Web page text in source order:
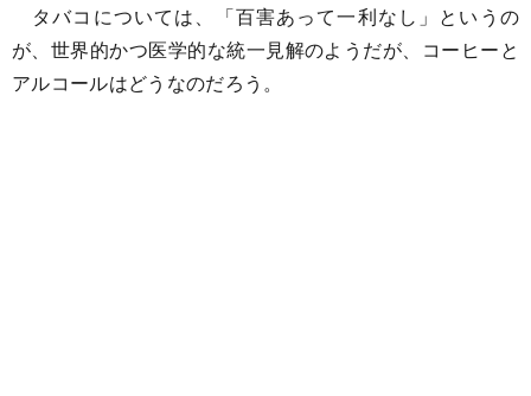
タバコについては、「百害あって一利なし」というの
が、世界的かつ医学的な統一見解のようだが、コーヒーと
アルコールはどうなのだろう。